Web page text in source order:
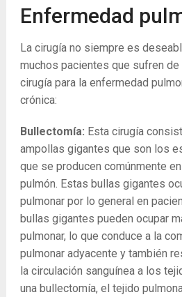
Enfermedad
La cirugía no siempre es
muchos pacientes que sufren de
cirugía para la enfermedad
crónica:
Bullectomía: Esta cirugía
ampollas gigantes que son los
que se producen comúnmente
pulmón. Estas bullas gigantes
pulmonar por lo general en
bullas gigantes pueden ocupar
pulmonar, lo que conduce a la
pulmonar adyacente y también
la circulación sanguínea a los
una bullectomía, el tejido